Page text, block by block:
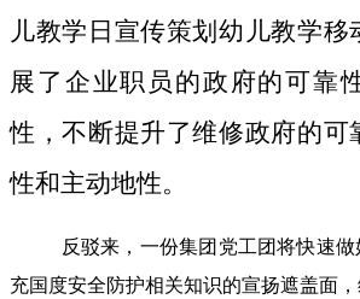
儿教学日宣传策划幼儿教学移
展了企业职员的政府的可靠
性，不断提升了维修政府的可
性和主动地性。
反驳来，一份集团党工团将快速
充国度安全防护相关知识的宣扬遮盖面